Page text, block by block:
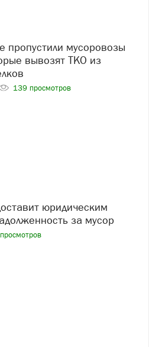
вывозят ТКО из
139 просмотров
за мусор